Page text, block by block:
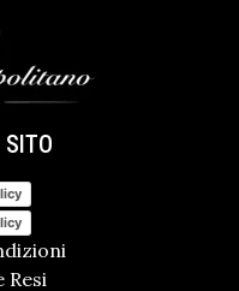
SITO
Resi